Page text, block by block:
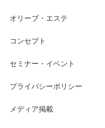
オリーブ・エステ
コンセプト
セミナー・イベント
プライバシーポリシー
メディア掲載